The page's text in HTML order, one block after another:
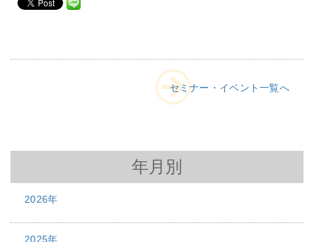
セミナー・イベント一覧へ
年月別
2026年
2025年